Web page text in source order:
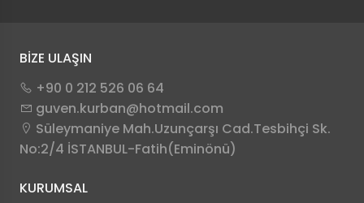
BİZE ULAŞIN
+90 0 212 526 06 64
guven.kurban@hotmail.com
Süleymaniye Mah.Uzunçarşı Cad.Tesbihçi Sk.
No:2/4 İSTANBUL-Fatih(Eminönü)
KURUMSAL